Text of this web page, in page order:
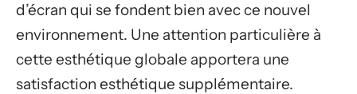
d’écran qui se fondent bien avec ce nouvel
environnement. Une attention particulière à
cette esthétique globale apportera une
satisfaction esthétique supplémentaire.